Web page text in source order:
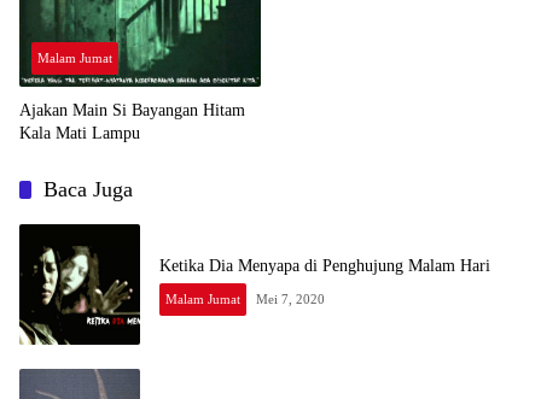
Malam Jumat
Ajakan Main Si Bayangan Hitam
Kala Mati Lampu
Baca Juga
Ketika Dia Menyapa di Penghujung Malam Hari
Malam Jumat Mei 7, 2020